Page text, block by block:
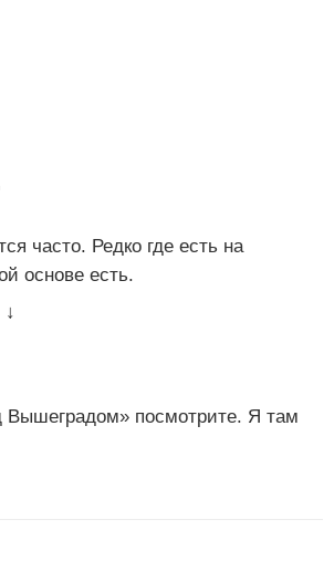
часто. Редко где есть на
основе есть.
↓
Вышеградом» посмотрите. Я там